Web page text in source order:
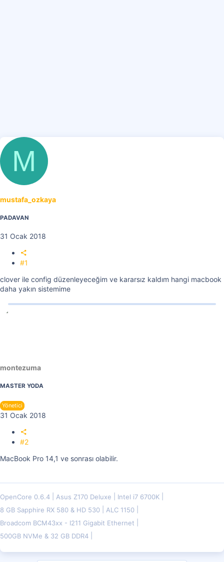
M
mustafa_ozkaya
PADAVAN
31 Ocak 2018
#1
clover ile config düzenleyeceğim ve kararsız kaldım hangi macbook
daha yakın sistemime
montezuma
MASTER YODA
Yönetici
31 Ocak 2018
#2
MacBook Pro 14,1 ve sonrası olabilir.
OpenCore 0.6.4 Asus Z170 Deluxe
Intel i7 6700K
8 GB Sapphire RX 580 & HD 530
ALC 1150
Broadcom BCM43xx - I211 Gigabit Ethernet
500GB NVMe & 32 GB DDR4